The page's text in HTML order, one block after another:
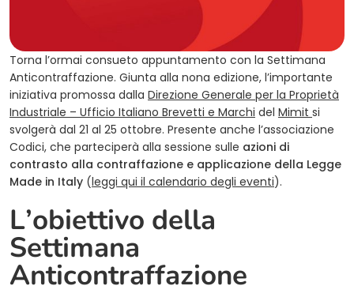
Torna l’ormai consueto appuntamento con la Settimana
Anticontraffazione. Giunta alla nona edizione, l’importante
iniziativa promossa dalla Direzione Generale per la Proprietà
Industriale – Ufficio Italiano Brevetti e Marchi del Mimit si
svolgerà dal 21 al 25 ottobre. Presente anche l’associazione
Codici, che parteciperà alla sessione sulle azioni di
contrasto alla contraffazione e applicazione della Legge
Made in Italy (leggi qui il calendario degli eventi).
L’obiettivo della
Settimana
Anticontraffazione